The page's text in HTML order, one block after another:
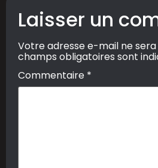
Laisser un
Votre adresse e-mail ne sera
champs obligatoires sont
Commentaire *